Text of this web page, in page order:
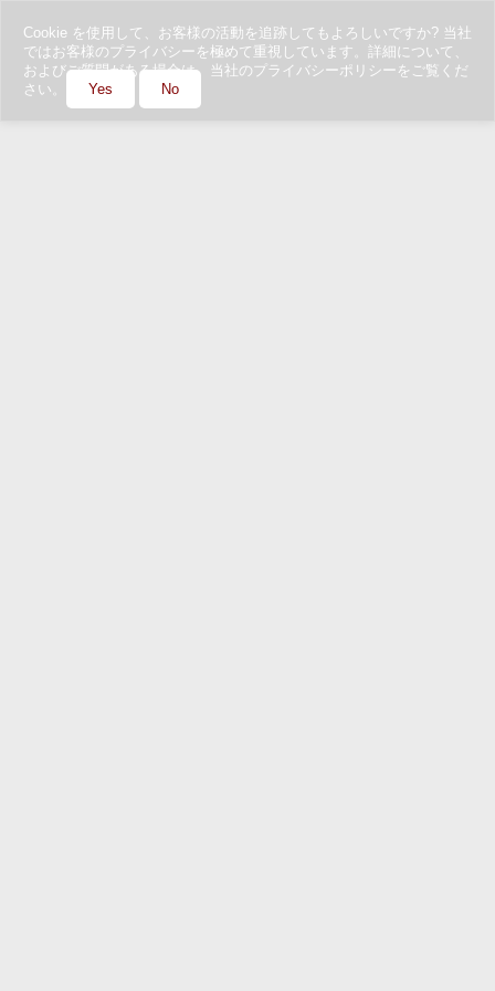
Cookie を使用して、お客様の活動を追跡してもよろしいですか? 当社
ではお客様のプライバシーを極めて重視しています。詳細について、
およびご質問がある場合は、当社のプライバシーポリシーをご覧くだ
さい。
Yes No